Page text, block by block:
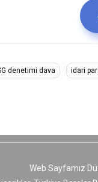
denetimi dava idari
Web Sayfamız